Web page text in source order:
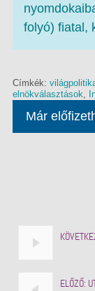
folyó) fiatal,
Címkék:
elnökválasztások,
Már
ELŐZŐ: